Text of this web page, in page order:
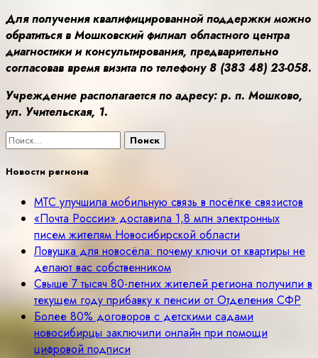
Для получения квалифицированной поддержки можно
обратиться в Мошковский филиал областного центра
диагностики и консультирования, предварительно
согласовав время визита по телефону 8 (383 48) 23-058.
Учреждение располагается по адресу: р. п. Мошково,
ул. Учительская, 1.
Найти:
Новости региона
МТС улучшила мобильную связь в посёлке связистов
«Почта России» доставила 1,8 млн электронных
писем жителям Новосибирской области
Ловушка для новосёла: почему ключи от квартиры не
делают вас собственником
Свыше 7 тысяч 80-летних жителей региона получили в
текущем году прибавку к пенсии от Отделения СФР
Более 80% договоров с детскими садами
новосибирцы заключили онлайн при помощи
цифровой подписи